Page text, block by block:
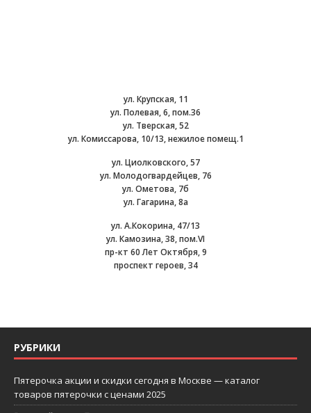
ул. Крупская, 11
ул. Полевая, 6, пом.36
ул. Тверская, 52
ул. Комиссарова, 10/13, нежилое помещ.1
ул. Циолковского, 57
ул. Молодогвардейцев, 76
ул. Ометова, 7б
ул. Гагарина, 8а
ул. А.Кокорина, 47/13
ул. Камозина, 38, пом.VI
пр-кт 60 Лет Октября, 9
проспект героев, 34
РУБРИКИ
Пятерочка акции и скидки сегодня в Москве — каталог
товаров пятерочки с ценами 2025